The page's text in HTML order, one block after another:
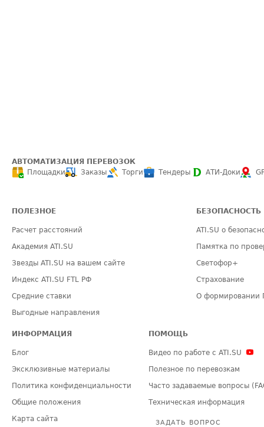
АВТОМАТИЗАЦИЯ ПЕРЕВОЗОК
Площадки
Заказы Торги Тендеры АТИ-Доки
ПОЛЕЗНОЕ
Расчет расстояний
Академия ATI.SU
Звезды ATI.SU на вашем сайте
Индекс ATI.SU FTL РФ
Средние ставки
Выгодные направления
БЕЗОПАСНОСТЬ
ATI.SU о
Памятка по
Светофор+
Страхование
О формировании
ИНФОРМАЦИЯ
Блог
Эксклюзивные материалы
Политика конфиденциальности
Общие положения
Карта сайта
ПОМОЩЬ
Видео по работе с ATI.SU
Полезное по перевозкам
Часто задаваемые вопросы
Техническая информация
ЗАДАТЬ ВОПРОС